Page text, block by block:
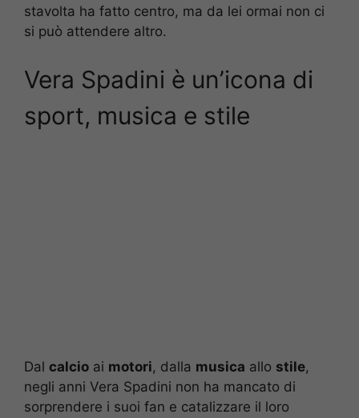
stavolta ha fatto centro, ma da lei ormai non ci
si può attendere altro.
Vera Spadini è un’icona di
sport, musica e stile
Dal calcio ai motori, dalla musica allo stile,
negli anni Vera Spadini non ha mancato di
sorprendere i suoi fan e catalizzare il loro